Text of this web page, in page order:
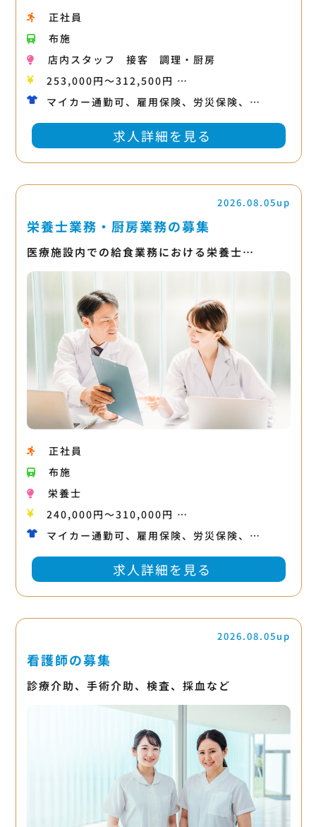
正社員
布施
店内スタッフ
接客
調理・厨房
253,000円〜312,500円 …
マイカー通勤可、雇用保険、労災保険、…
求人詳細を見る
2026.08.05up
栄養士業務・厨房業務の募集
医療施設内での給食業務における栄養士…
正社員
布施
栄養士
240,000円〜310,000円 …
マイカー通勤可、雇用保険、労災保険、…
求人詳細を見る
2026.08.05up
看護師の募集
診療介助、手術介助、検査、採血など